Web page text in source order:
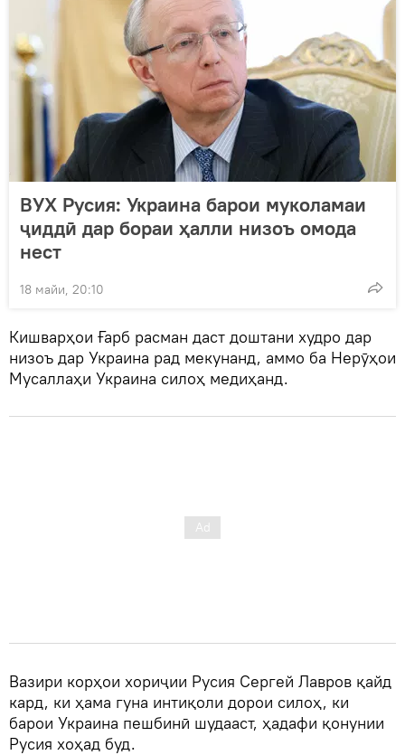
ВУХ Русия: Украина барои муколамаи
ҷиддӣ дар бораи ҳалли низоъ омода
нест
18 майи, 20:10
Кишварҳои Ғарб расман даст доштани худро дар
низоъ дар Украина рад мекунанд, аммо ба Нерӯҳои
Мусаллаҳи Украина силоҳ медиҳанд.
Вазири корҳои хориҷии Русия Сергей Лавров қайд
кард, ки ҳама гуна интиқоли дорои силоҳ, ки
барои Украина пешбинӣ шудааст, ҳадафи қонунии
Русия хоҳад буд.